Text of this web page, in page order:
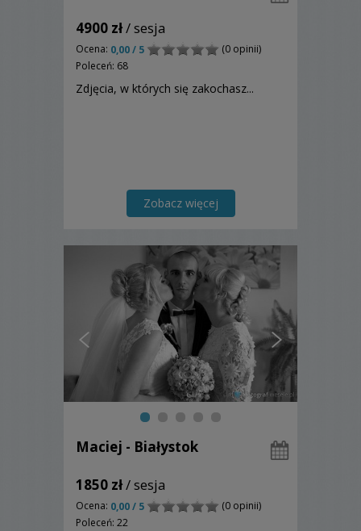
4900 zł/ sesja
Ocena: 0,00 / 5
(0 opinii)
Poleceń: 68
Zdjęcia, w których się zakochasz...
Zobacz więcej
Maciej - Białystok
1850 zł/ sesja
Ocena: 0,00 / 5
(0 opinii)
Poleceń: 22